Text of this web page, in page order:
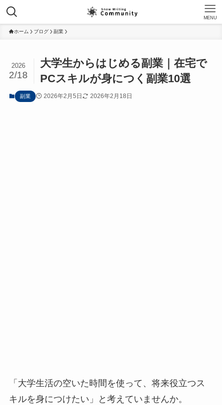
MENU
ホーム ブログ 副業
大学生からはじめる副業｜在宅で
PCスキルが身につく副業10選
2026
2/18
副業 2026年2月5日 2026年2月18日
「大学生活の空いた時間を使って、将来役立つス
キルを身につけたい」と考えていませんか。